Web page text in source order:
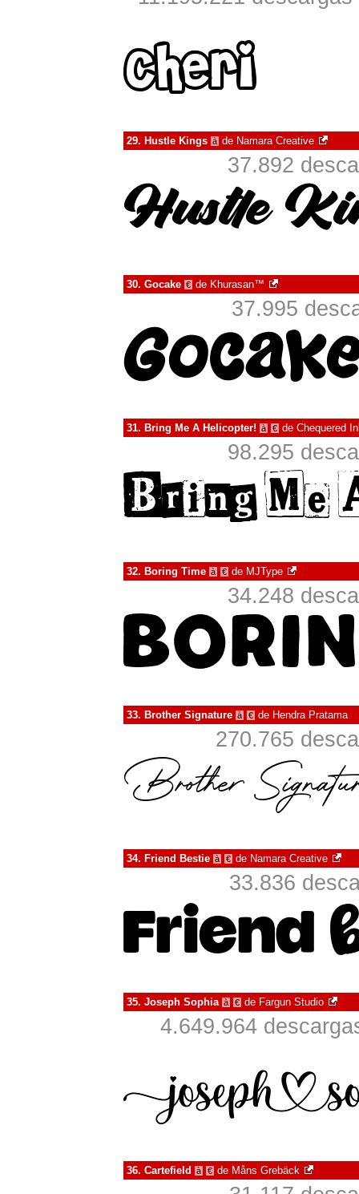
29. Hustle Kings à de Namara Creative
37.892
30. Gocake € de Khurasan™
37.995
31. Bring Me A Helicopter! à € de Chequered
98.295
32. Boring Time à € de MJType
34.248
33. Brother Signature à € de Hendra Pratama
270.765
34. Friend Bestie à € de Namara Creative
33.836
35. Joseph Sophia à € de Fargun Studio
4.649.964
36. Cartefield à € de Måns Grebäck